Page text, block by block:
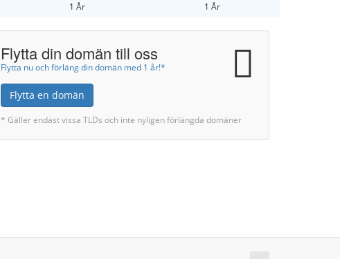
1 År 1 År
Flytta din domän till oss
Flytta nu och förläng din domän med 1 år!*
Flytta en domän
* Gäller endast vissa TLDs och inte nyligen förlängda domäner